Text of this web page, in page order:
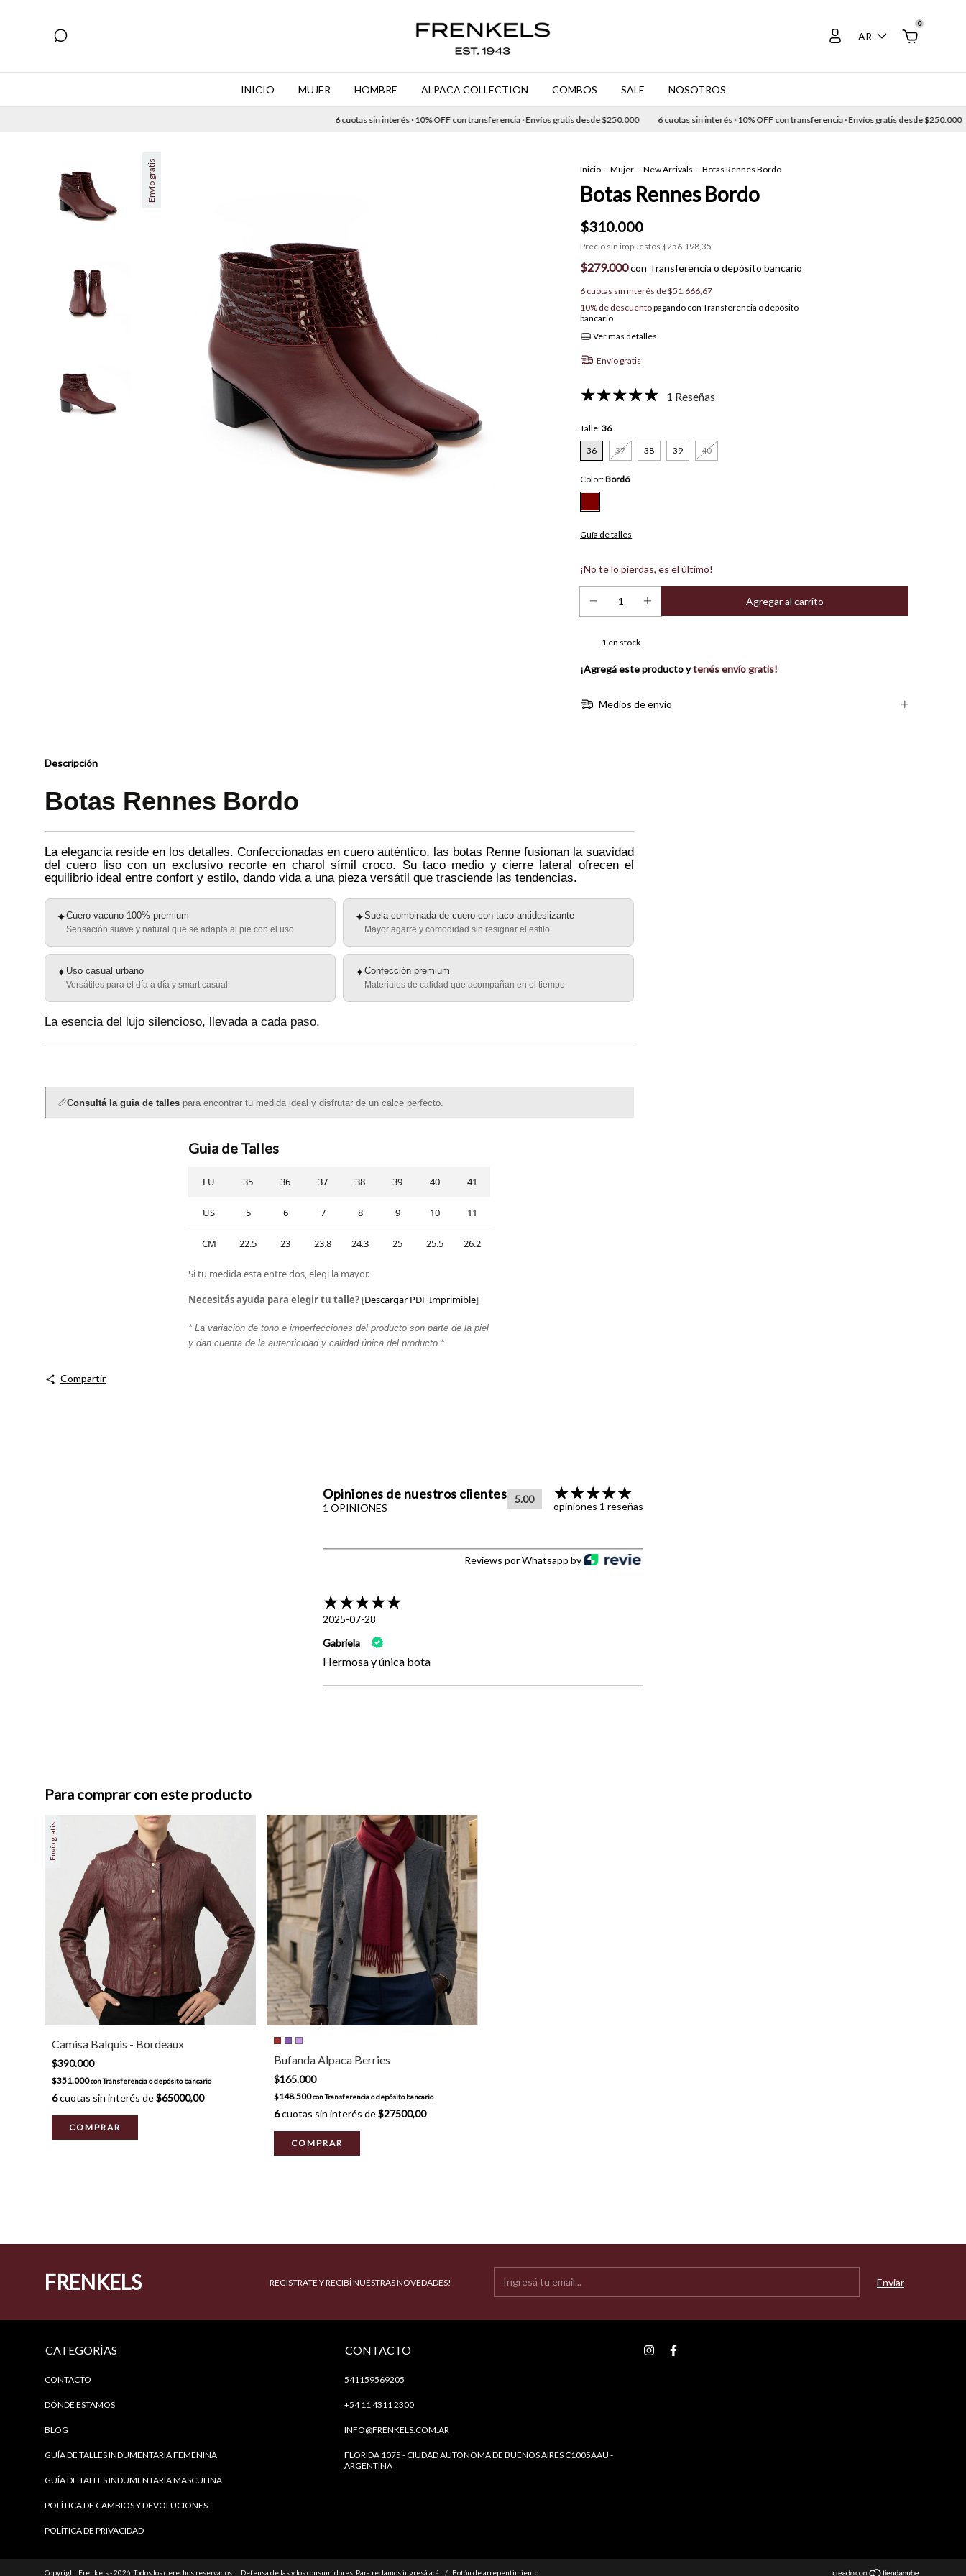
AR
0
INICIO MUJER HOMBRE ALPACA COLLECTION COMBOS SALE NOSOTROS
6 cuotas sin interés · 10% OFF con transferencia · Envíos gratis desde $250.000 6 cuotas sin interés · 10% OFF con transferencia · Envíos gratis desde $250.000 6
Envío gratis Inicio . Mujer . New Arrivals . Botas Rennes Bordo
Botas Rennes Bordo
$310.000
Precio sin impuestos$256.198,35
$279.000con Transferencia o depósito bancario
6 cuotas sin interés de$51.666,67
10% de descuentopagando con Transferencia o depósito
bancario
Ver más detalles
Envío gratis
1 Reseñas
Talle:36
36 37 38 39 40
Color:Bordó
Guía de talles
¡No te lo pierdas, es el último!
1 en stock
¡Agregá este producto ytenés envío gratis!
Medios de envío
Descripción
Botas Rennes Bordo
La elegancia reside en los detalles. Confeccionadas en cuero auténtico, las botas Renne fusionan la suavidad
del cuero liso con un exclusivo recorte en charol símil croco. Su taco medio y cierre lateral ofrecen el
equilibrio ideal entre confort y estilo, dando vida a una pieza versátil que trasciende las tendencias.
✦Cuero vacuno 100% premium
Sensación suave y natural que se adapta al pie con el uso
✦Suela combinada de cuero con taco antideslizante
Mayor agarre y comodidad sin resignar el estilo
✦ Uso casual urbano
Versátiles para el día a día y smart casual
✦Confección premium
Materiales de calidad que acompañan en el tiempo
La esencia del lujo silencioso, llevada a cada paso.
📏Consultá la guia de talles para encontrar tu medida ideal y disfrutar de un calce perfecto.
Guia de Talles
EU 35 36 37 38 39 40 41
US 5 6 7 8 9 10 11
CM 22.5 23 23.8 24.3 25 25.5 26.2
Si tu medida esta entre dos, elegi la mayor.
Necesitás ayuda para elegir tu talle? [Descargar PDF Imprimible]
* La variación de tono e imperfecciones del producto son parte de la piel
y dan cuenta de la autenticidad y calidad única del producto *
Compartir
Opiniones de nuestros clientes
1 OPINIONES
5.00
opiniones 1 reseñas
Reviews por Whatsapp by
2025-07-28
Gabriela
Hermosa y única bota
Para comprar con este producto
Envío gratis
Camisa Balquis - Bordeaux
$390.000
$351.000conTransferencia o depósito bancario
6cuotas sin interés de$65000,00
COMPRAR
Bufanda Alpaca Berries
$165.000
$148.500conTransferencia o depósito bancario
6cuotas sin interés de$27500,00
COMPRAR
FRENKELS REGISTRATE Y RECIBÍ NUESTRAS NOVEDADES!
CATEGORÍAS
CONTACTO
DÓNDE ESTAMOS
BLOG
GUÍA DE TALLES INDUMENTARIA FEMENINA
GUÍA DE TALLES INDUMENTARIA MASCULINA
POLÍTICA DE CAMBIOS Y DEVOLUCIONES
POLÍTICA DE PRIVACIDAD
CONTACTO
541159569205
+54 11 4311 2300
INFO@FRENKELS.COM.AR
FLORIDA 1075 - CIUDAD AUTONOMA DE BUENOS AIRES C1005AAU -
ARGENTINA
Copyright Frenkels - 2026. Todos los derechos reservados. Defensa de las y los consumidores. Para reclamosingresá acá. / Botón de arrepentimiento